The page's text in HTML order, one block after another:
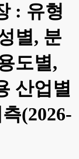
: 유형
별, 분
도별,
산업별
(2026-